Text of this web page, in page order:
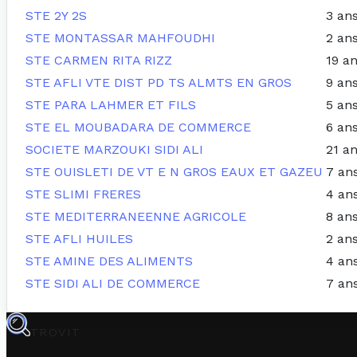
STE 2Y 2S
3 ans
STE MONTASSAR MAHFOUDHI
2 ans
STE CARMEN RITA RIZZ
19
STE AFLI VTE DIST PD TS ALMTS EN GROS
9 ans
STE PARA LAHMER ET FILS
5 ans
STE EL MOUBADARA DE COMMERCE
6 ans
SOCIETE MARZOUKI SIDI ALI
21
STE OUISLETI DE VT E N GROS EAUX ET GAZEU 7
STE SLIMI FRERES
4
STE MEDITERRANEENNE AGRICOLE
8 ans
STE AFLI HUILES
2 ans
STE AMINE DES ALIMENTS
4
STE SIDI ALI DE COMMERCE
7
TROVIT